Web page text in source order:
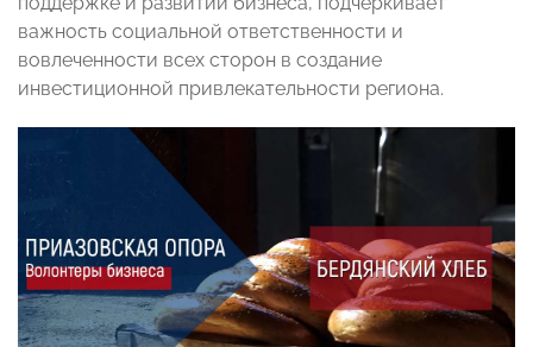
важность социальной ответственности и
вовлеченности всех сторон в создание
инвестиционной привлекательности региона.